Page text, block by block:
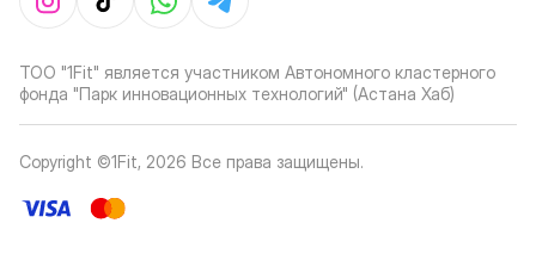
ТОО "1Fit" является участником Автономного кластерного
фонда "Парк инновационных технологий" (Астана Хаб)
Copyright ©1Fit, 2026 Все права защищены.